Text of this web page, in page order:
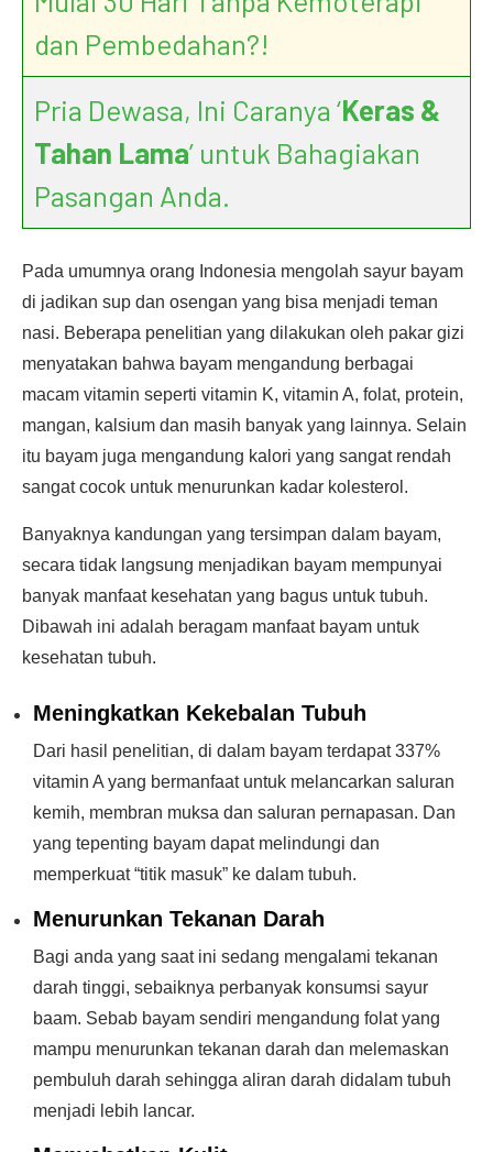
dan Pembedahan?!
Pria Dewasa, Ini Caranya ‘Keras &
Tahan Lama’ untuk Bahagiakan
Pasangan Anda.
Pada umumnya orang Indonesia mengolah sayur bayam
di jadikan sup dan osengan yang bisa menjadi teman
nasi. Beberapa penelitian yang dilakukan oleh pakar gizi
menyatakan bahwa bayam mengandung berbagai
macam vitamin seperti vitamin K, vitamin A, folat, protein,
mangan, kalsium dan masih banyak yang lainnya. Selain
itu bayam juga mengandung kalori yang sangat rendah
sangat cocok untuk menurunkan kadar kolesterol.
Banyaknya kandungan yang tersimpan dalam bayam,
secara tidak langsung menjadikan bayam mempunyai
banyak manfaat kesehatan yang bagus untuk tubuh.
Dibawah ini adalah beragam manfaat bayam untuk
kesehatan tubuh.
Meningkatkan Kekebalan Tubuh
Dari hasil penelitian, di dalam bayam terdapat 337%
vitamin A yang bermanfaat untuk melancarkan saluran
kemih, membran muksa dan saluran pernapasan. Dan
yang tepenting bayam dapat melindungi dan
memperkuat “titik masuk” ke dalam tubuh.
Menurunkan Tekanan Darah
Bagi anda yang saat ini sedang mengalami tekanan
darah tinggi, sebaiknya perbanyak konsumsi sayur
baam. Sebab bayam sendiri mengandung folat yang
mampu menurunkan tekanan darah dan melemaskan
pembuluh darah sehingga aliran darah didalam tubuh
menjadi lebih lancar.